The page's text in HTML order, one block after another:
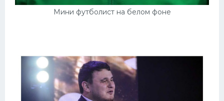
Мини футболист на белом фоне